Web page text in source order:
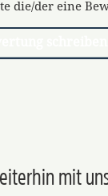
die/der eine
mit